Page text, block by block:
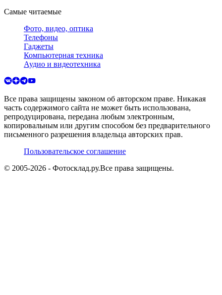
Самые читаемые
Фото, видео, оптика
Телефоны
Гаджеты
Компьютерная техника
Аудио и видеотехника
Все права защищены законом об авторском праве. Никакая
часть содержимого сайта не может быть использована,
репродуцирована, передана любым электронным,
копировальным или другим способом без предварительного
письменного разрешения владельца авторских прав.
Пользовательское соглашение
© 2005-2026 - Фотосклад.ру.Все права защищены.